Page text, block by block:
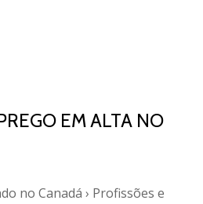
EM ALTA NO
no Canadá › Profissões e